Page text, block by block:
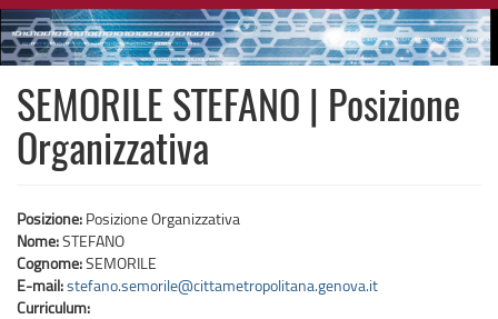
SEMORILE STEFANO | Posizione
Organizzativa
Posizione: Posizione Organizzativa
Nome:STEFANO
Cognome:SEMORILE
E-mail:stefano.semorile@cittametropolitana.genova.it
Curriculum: